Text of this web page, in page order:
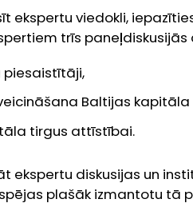
ekspertu viedokli,
trīs
piesaistītāji,
Baltijas kapitāla
tirgus attīstībai.
ekspertu diskusijas un
plašāk izmantotu tā